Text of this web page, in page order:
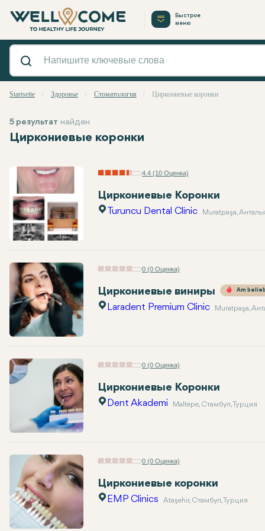
Быстрое
меню
Startseite Здоровье Стоматология Циркониевые коронки
Циркониевые коронки
5 результат найден
4.4 (10 Оценка)
Циркониевые Коронки
Turuncu Dental Clinic Muratpaşa,
0 (0 Оценка)
Циркониевые виниры Am
Laradent Premium Clinic Muratpaşa,
0 (0 Оценка)
Циркониевые Коронки
Dent Akademi Maltepe, Стамбул, Турция
0 (0 Оценка)
Циркониевые коронки
EMP Clinics Ataşehir, Стамбул, Турция